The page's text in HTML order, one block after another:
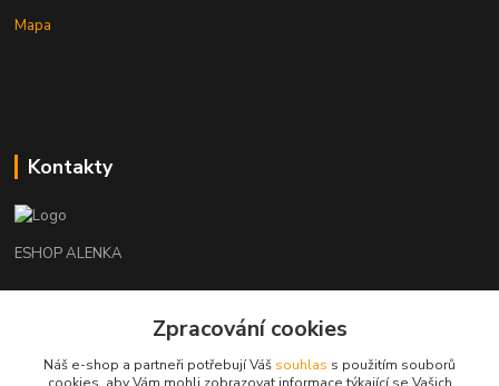
Mapa
Kontakty
ESHOP ALENKA
+420602541312Zpracování cookies
Náš e-shop a partneři potřebují Váš souhlas s použitím souborů